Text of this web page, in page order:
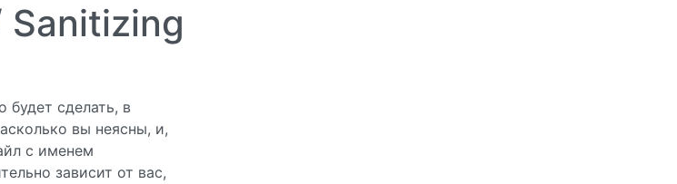
сделать, в
вы неясны, и,
с именем
зависит от вас,